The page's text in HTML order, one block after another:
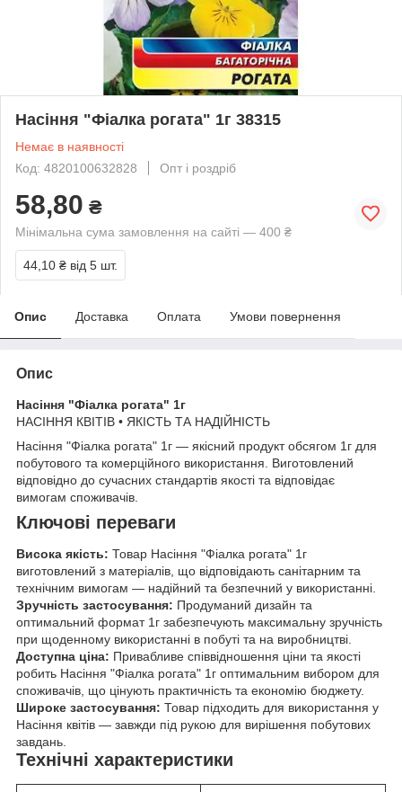
Насіння "Фіалка рогата" 1г 38315
Немає в наявності
Код: 4820100632828
Опт і роздріб
58,80 ₴
Мінімальна сума замовлення на сайті — 400 ₴
44,10 ₴ від 5 шт.
Опис Доставка Оплата Умови повернення
Опис
Насіння "Фіалка рогата" 1г
НАСІННЯ КВІТІВ • ЯКІСТЬ ТА НАДІЙНІСТЬ
Насіння "Фіалка рогата" 1г — якісний продукт обсягом 1г для
побутового та комерційного використання. Виготовлений
відповідно до сучасних стандартів якості та відповідає
вимогам споживачів.
Ключові переваги
Висока якість: Товар Насіння "Фіалка рогата" 1г
виготовлений з матеріалів, що відповідають санітарним та
технічним вимогам — надійний та безпечний у використанні.
Зручність застосування: Продуманий дизайн та
оптимальний формат 1г забезпечують максимальну зручність
при щоденному використанні в побуті та на виробництві.
Доступна ціна: Привабливе співвідношення ціни та якості
робить Насіння "Фіалка рогата" 1г оптимальним вибором для
споживачів, що цінують практичність та економію бюджету.
Широке застосування: Товар підходить для використання у
Насіння квітів — завжди під рукою для вирішення побутових
завдань.
Технічні характеристики